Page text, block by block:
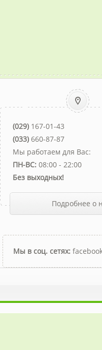
(029) 167-01-43
(033) 660-87-87
Мы работаем для Вас:
ПН-ВС: 08:00 - 22:00
Без выходных!
Подробнее о
Мы в соц. сетях: